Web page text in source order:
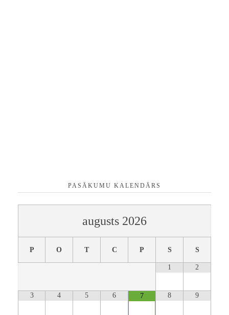
PASĀKUMU KALENDĀRS
augusts 2026
P O T C P S S
1 2
3 4 5 6 7 8 9